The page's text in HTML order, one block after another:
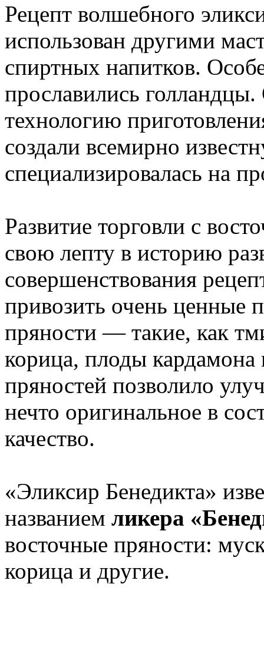
Рецепт волшебного
использован другими
спиртных напитков.
прославились
технологию
создали всемирно
специализировалась на
Развитие торговли с
свою лепту в историю
совершенствования
привозить очень ценные
пряности — такие, как
корица, плоды кардамона
пряностей позволило
нечто оригинальное в
качество.
«Эликсир Бенедикта»
названием ликера
восточные пряности:
корица и другие.